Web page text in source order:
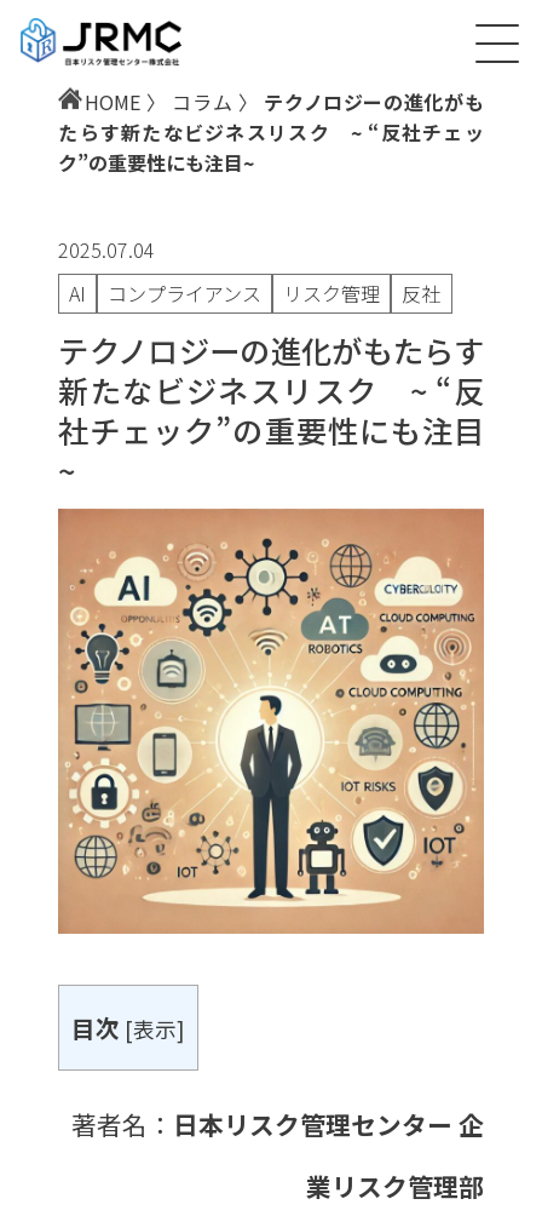
HOME 〉 コラム 〉 テクノロジーの進化がも
たらす新たなビジネスリスク ~ “反社チェッ
ク”の重要性にも注目~
2025.07.04
AI
コンプライアンス リスク管理 反社
テクノロジーの進化がもたらす
新たなビジネスリスク ~ “反
社チェック”の重要性にも注目
~
目次 [表示]
著者名： 日本リスク管理センター 企
業リスク管理部